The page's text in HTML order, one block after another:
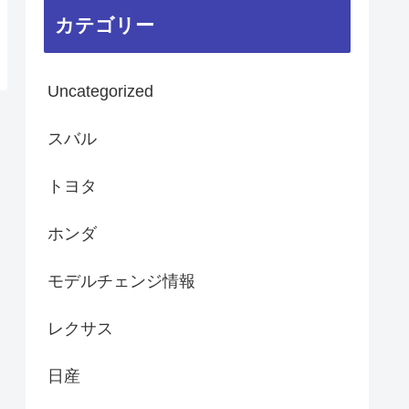
カテゴリー
Uncategorized
スバル
トヨタ
ホンダ
モデルチェンジ情報
レクサス
日産